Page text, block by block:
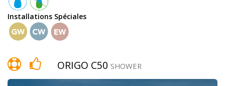
douchette
robinet
temporisé
Installations Spéciales
ORIGO C50 SHOWER